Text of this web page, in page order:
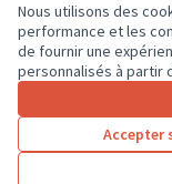
Nous utilisons des
performance et les
de fournir une
personnalisés à partir
Accepter
Conditions d'utilisation
Paramètres des
CD37 sur X
(Lien externe)
CD37 surCD37 sur
CD37
(Lien